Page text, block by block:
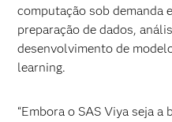
computação sob demanda
preparação de dados,
desenvolvimento de
learning.
“Embora o SAS Viya seja a